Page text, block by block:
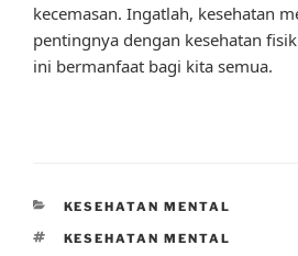
kecemasan. Ingatlah, kesehatan
pentingnya dengan kesehatan
ini bermanfaat bagi kita semua.
CATEGORIES
KESEHATAN MENTAL
TAGS
KESEHATAN MENTAL